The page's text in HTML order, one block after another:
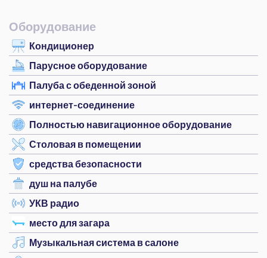
Оборудование
Кондиционер
Парусное оборудование
Палуба с обеденной зоной
интернет-соединение
Полностью навигационное оборудование
Столовая в помещении
средства безопасности
душ на палубе
УКВ радио
место для загара
Музыкальная система в салоне